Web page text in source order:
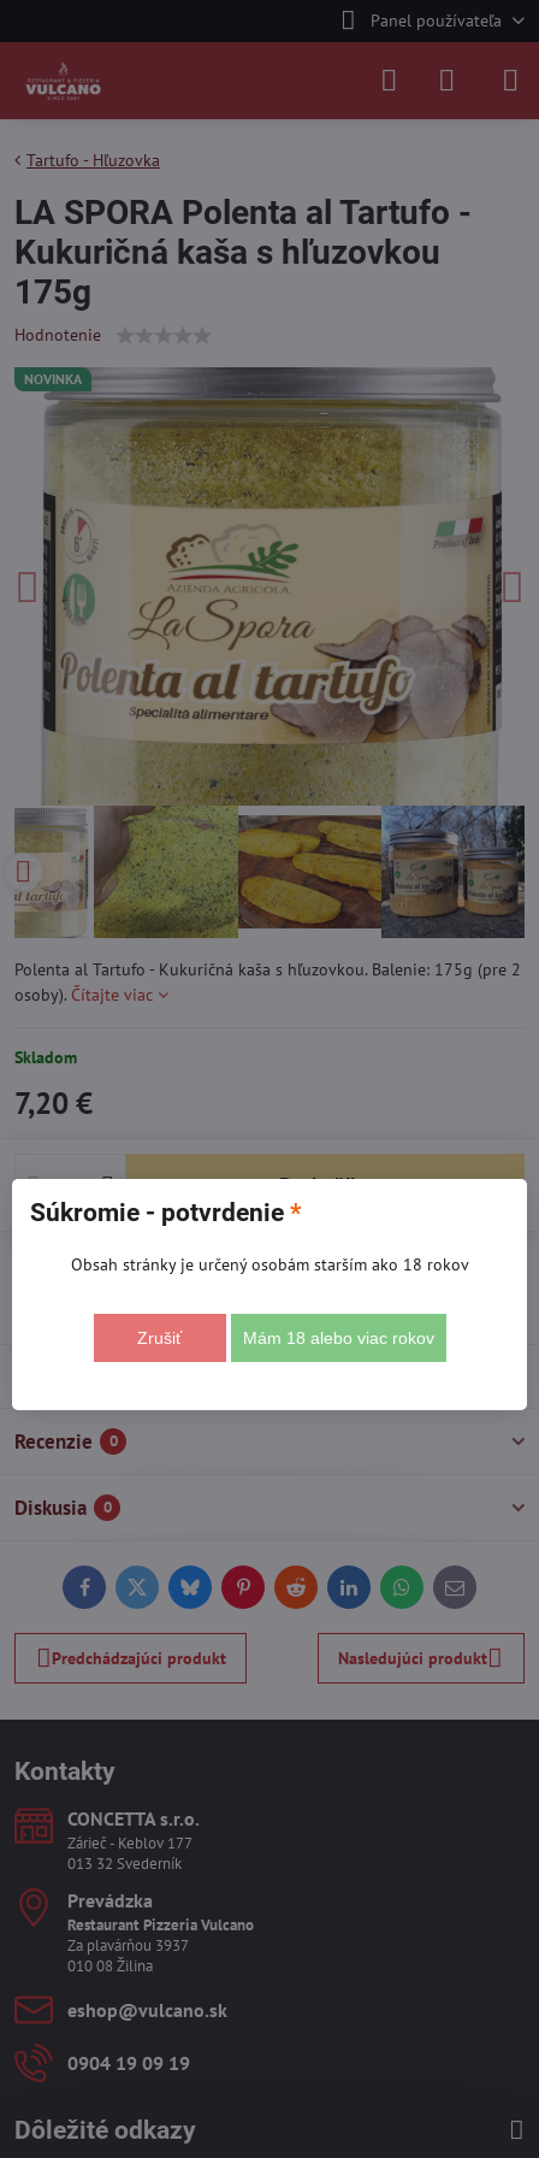
Panel používateľa
NOVINKA
Tartufo - Hľuzovka
LA SPORA Polenta al Tartufo -
Kukuričná kaša s hľuzovkou
175g
Hodnotenie
Polenta al Tartufo - Kukuričná kaša s hľuzovkou. Balenie: 175g (pre 2
osoby). Čítajte viac
Skladom
7,20 €
Do košíka
Otázka k produktu Strážny pes
Doručenia
Recenzie 0
Diskusia 0
FacebookTwitterBlueskyPinterestReddit LinkedInWhatsApp
E-
mail
Predchádzajúci produkt Nasledujúci produkt
Kontakty
CONCETTA s​.r​.o​.
Zárieč - Keblov 177
013 32 Svederník
Prevádzka
Restaurant Pizzeria Vulcano
Za plavárňou 3937
010 08 Žilina
eshop​@vulcano​.sk
0904 19 09 19
Dôležité odkazy
Súkromie - potvrdenie *
Obsah stránky je určený osobám starším ako 18 rokov
Zrušiť Mám 18 alebo viac rokov